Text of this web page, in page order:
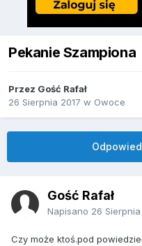
Pekanie Szampiona
Przez Gość Rafał
26 Sierpnia 2017 w Owoce
Gość Rafał
Napisano 26 Sierpnia
Czy może ktoś.pod